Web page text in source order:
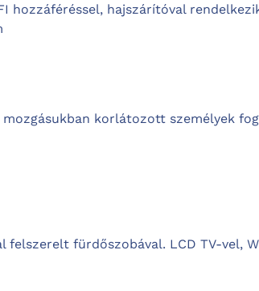
hozzáféréssel, hajszárítóval
korlátozott személyek
fürdőszobával. LCD TV-vel,